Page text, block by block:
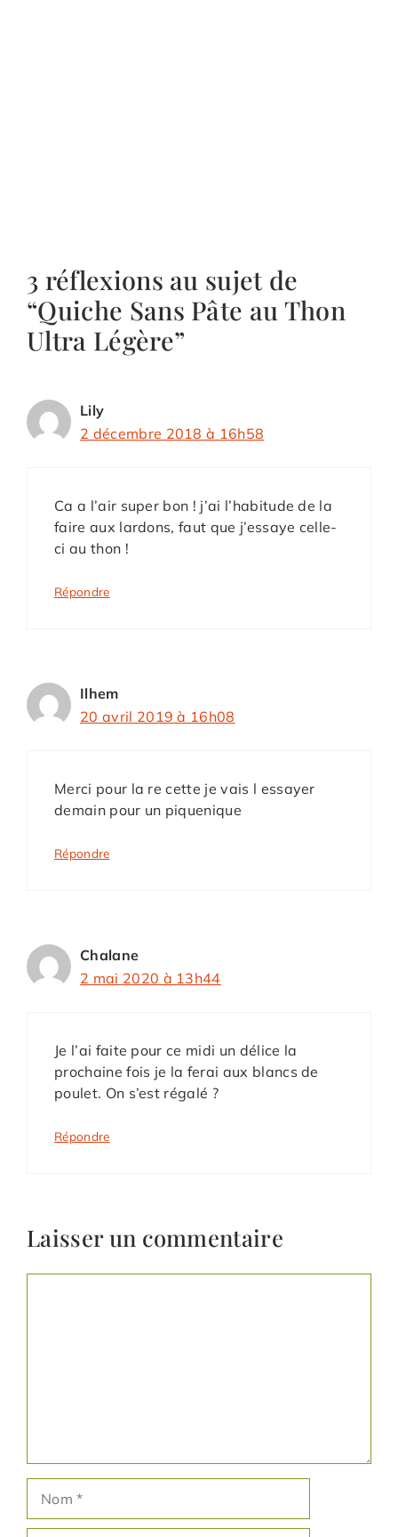
3 réflexions au sujet de
“Quiche Sans Pâte au Thon
Ultra Légère”
Lily
2 décembre 2018 à 16h58
Ca a l’air super bon ! j’ai l’habitude de la
faire aux lardons, faut que j’essaye celle-
ci au thon !
Répondre
Ilhem
20 avril 2019 à 16h08
Merci pour la re cette je vais l essayer
demain pour un piquenique
Répondre
Chalane
2 mai 2020 à 13h44
Je l’ai faite pour ce midi un délice la
prochaine fois je la ferai aux blancs de
poulet. On s’est régalé ?
Répondre
Laisser un commentaire